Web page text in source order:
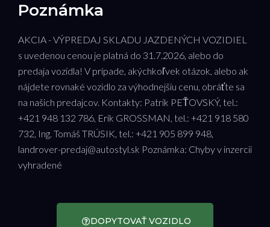
Poznámka
AKCIA - VÝPREDAJ SKLADU JAZDENÝCH VOZIDIEL
s uvedenou cenou je platná do 31.7.2026, alebo do
predaja vozidla! V prípade, akýchkoľvek otázok, alebo ak
nájdete rovnaké vozidlo za výhodnejšiu cenu, obráťte sa
na našich predajcov. Kontakty: Patrik PEŤOVSKÝ, tel.:
+421 948 132 786, Erik GROSSMAN, tel.: +421 918 580
732, Ing. Tomáš TRÚSIK, tel.: +421 905 899 948,
landrover-predaj@autostyl.sk Poznámka: Chyby v inzercii
vyhradené
DOPYTOVAŤ VOZIDLO